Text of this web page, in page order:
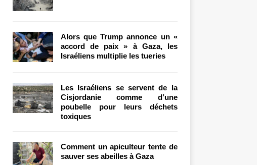
Alors que Trump annonce un «
accord de paix » à Gaza, les
Israéliens multiplie les tueries
Les Israéliens se servent de la
Cisjordanie comme d’une
poubelle pour leurs déchets
toxiques
Comment un apiculteur tente de
sauver ses abeilles à Gaza